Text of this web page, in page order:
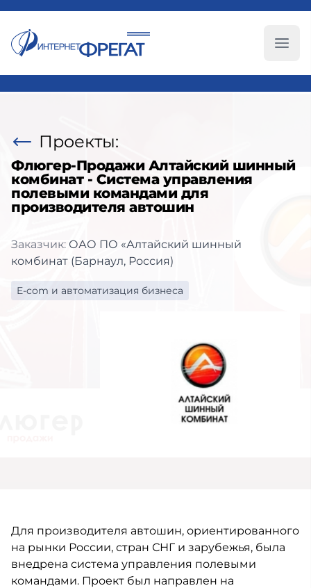
Проекты:
Флюгер-Продажи Алтайский шинный
комбинат - Система управления
полевыми командами для
производителя автошин
Заказчик: ОАО ПО «Алтайский шинный
комбинат (Барнаул, Россия)
E-com и автоматизация бизнеса
Для производителя автошин, ориентированного
на рынки России, стран СНГ и зарубежья, была
внедрена система управления полевыми
командами. Проект был направлен на